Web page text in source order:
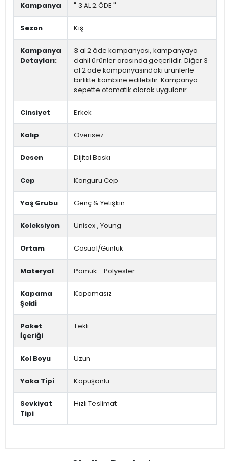
Kampanya " 3 AL 2 ÖDE "
Sezon Kış
Kampanya
Detayları:
3 al 2 öde kampanyası, kampanyaya
dahil ürünler arasında geçerlidir. Diğer 3
al 2 öde kampanyasındaki ürünlerle
birlikte kombine edilebilir. Kampanya
sepette otomatik olarak uygulanır.
Cinsiyet Erkek
Kalıp Overisez
Desen Dijital Baskı
Cep Kanguru Cep
Yaş Grubu Genç & Yetişkin
Koleksiyon Unisex, Young
Ortam Casual/Günlük
Materyal Pamuk - Polyester
Kapama
Şekli
Kapamasız
Paket
İçeriği
Tekli
Kol Boyu Uzun
Yaka Tipi Kapüşonlu
Sevkiyat
Tipi
Hızlı Teslimat